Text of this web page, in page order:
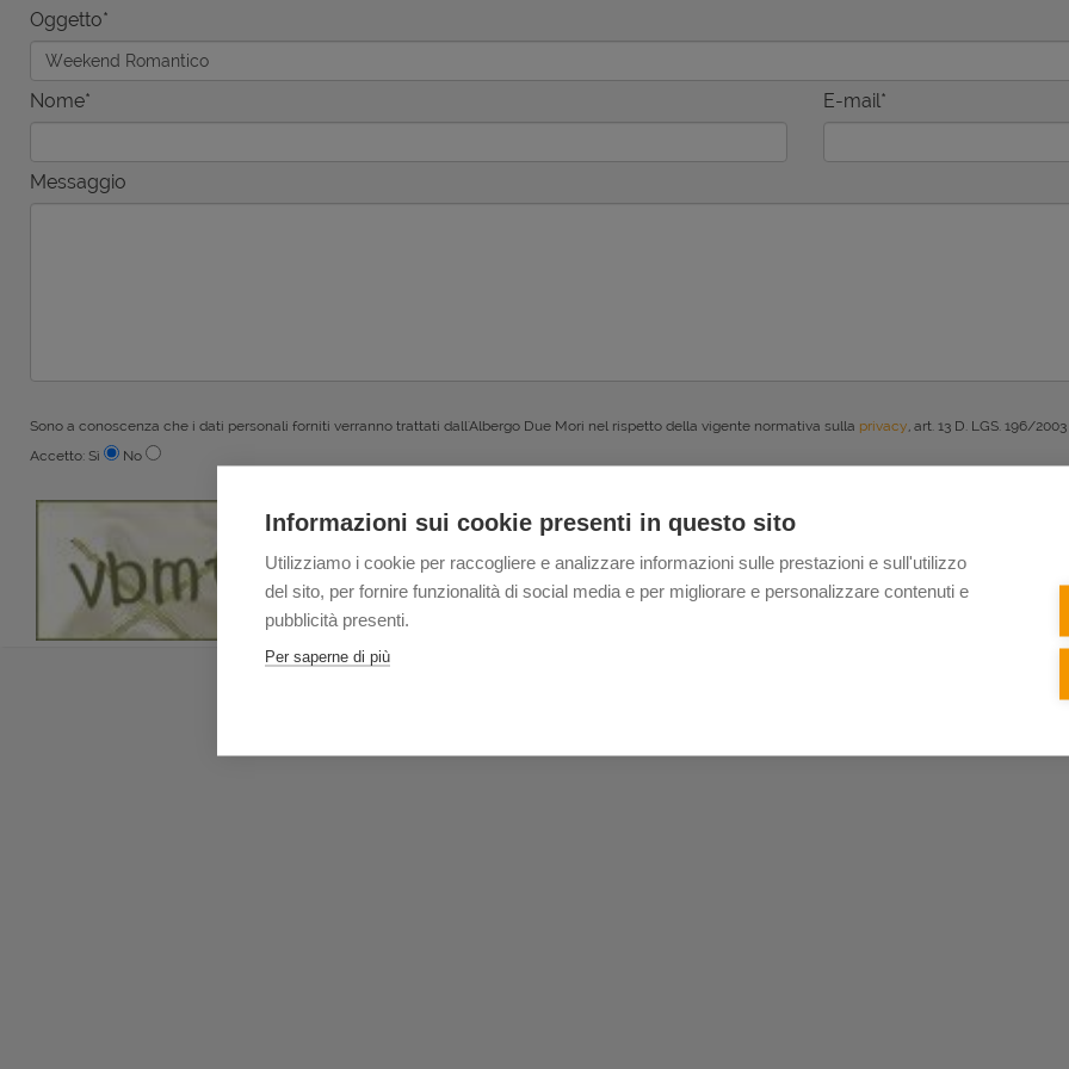
Informazioni sui cookie presenti in questo sito
Utilizziamo i cookie per raccogliere e analizzare informazioni sulle prestazioni e sull'utilizzo
del sito, per fornire funzionalità di social media e per migliorare e personalizzare contenuti e
pubblicità presenti.
Per saperne di più
Oggetto*
Nome* E-mail*
Messaggio
Sono a conoscenza che i dati personali forniti verranno trattati dall'Albergo Due Mori nel rispetto della vigente normativa sulla privacy, art. 13 D. LGS. 196/2003
Accetto: Sì
No